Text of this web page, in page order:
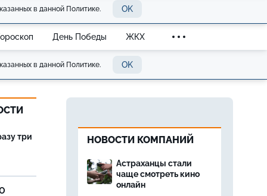
в данной Политике. OK
День Победы ЖКХ
в данной Политике. OK
три
НОВОСТИ КОМПАНИЙ
Астраханцы стали
чаще смотреть кино
онлайн